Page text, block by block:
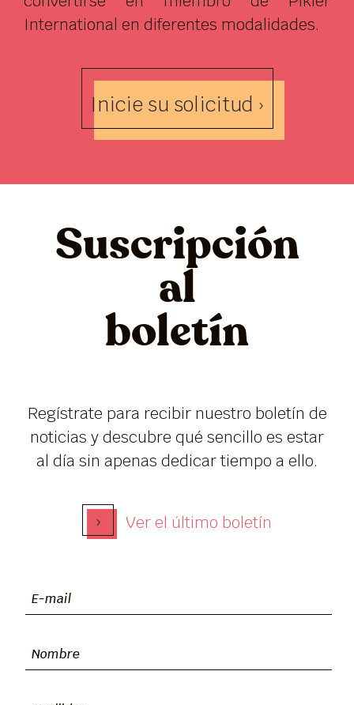
International en diferentes modalidades.
Inicie su solicitud ›
Suscripción
al
boletín
Regístrate para recibir nuestro boletín de
noticias y descubre qué sencillo es estar
al día sin apenas dedicar tiempo a ello.
› Ver el último boletín